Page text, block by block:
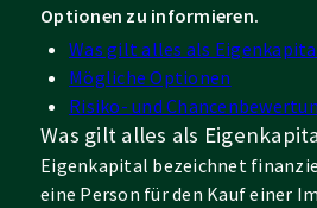
Optionen zu informieren.
Was gilt alles als
Mögliche Optionen
Risiko- und
Was gilt alles als
Eigenkapital bezeichnet
eine Person für den Kauf einer